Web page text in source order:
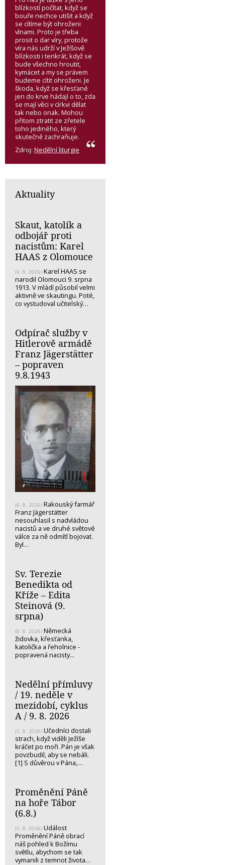
blízkostí počítat, když se
bouře nechce utišit a když
se cítíme být ohroženi
vlnami. Proto je třeba
prosit o dar víry, protože
víra nás udrží v Ježíšově
blízkosti i tenkrát, když se
bude všechno hroutit,
kymácet a my se právem
budeme cítit ohroženi. Je
škoda, když se křesťané
jen do krve hádají o to, zda
se mají věci v církvi dělat
tak nebo onak. Mohou
přitom ztratit ze zřetele
toho jediného, který
skutečně zachraňuje.
Zdroj: Nedělní liturgie
Aktuality
Skaut, katolík a
odbojář proti
nacistům: Karel
HAAS z Olomouce
(9. 8. 2026) Karel HAAS se
narodil Olomouci 9. srpna
1913. V mládí působil velmi
aktivně ve skautingu. Poté,
co vystudoval učitelský…
Odpírač služby v
Hitlerově armádě
Franz Jägerstätter
– popraven
9.8.1943
(8. 8. 2026) Rakouský farmář
Franz Jägerstätter
nesouhlasil s nadvládou
nacistů a ve druhé světové
válce za ně odmítl bojovat.
Byl…
Sv. Terezie
Benedikta od
Kříže – Edita
Steinová (9.
srpna)
(8. 8. 2026) Německá
židovka, křesťanka,
katolička a řeholnice -
popravená nacisty...
Nedělní přímluvy
/ 19. neděle v
mezidobí, cyklus
A / 9. 8. 2026
(5. 8. 2026) Učedníci dostali
strach, když viděli Ježíše
kráčet po moři. Pán je však
povzbudil, aby se nebáli.
[1] S důvěrou v Pána,…
Proměnění Páně
na hoře Tábor
(6.8.)
(5. 8. 2026) Událost
Proměnění Páně obrací
náš pohled k Božímu
světlu, abychom se tak
vymanili z temnot života…